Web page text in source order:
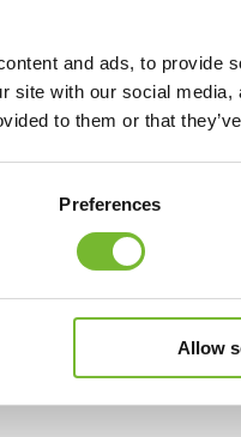
and ads, to provide
site with our social
to them or that
Preferences
Allow
Insectenhotels